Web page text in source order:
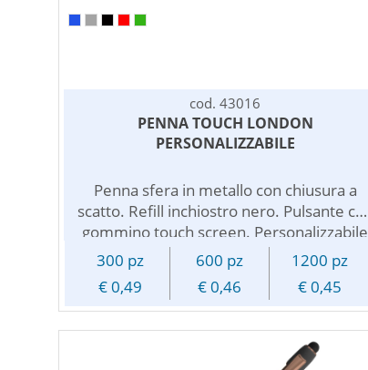
cod. 43016
PENNA TOUCH LONDON
PERSONALIZZABILE
Penna sfera in metallo con chiusura a
scatto. Refill inchiostro nero. Pulsante con
gommino touch screen. Personalizzabile
solo con incisione laser.
300 pz 600 pz
1200 pz
€ 0,49
€ 0,46 € 0,45